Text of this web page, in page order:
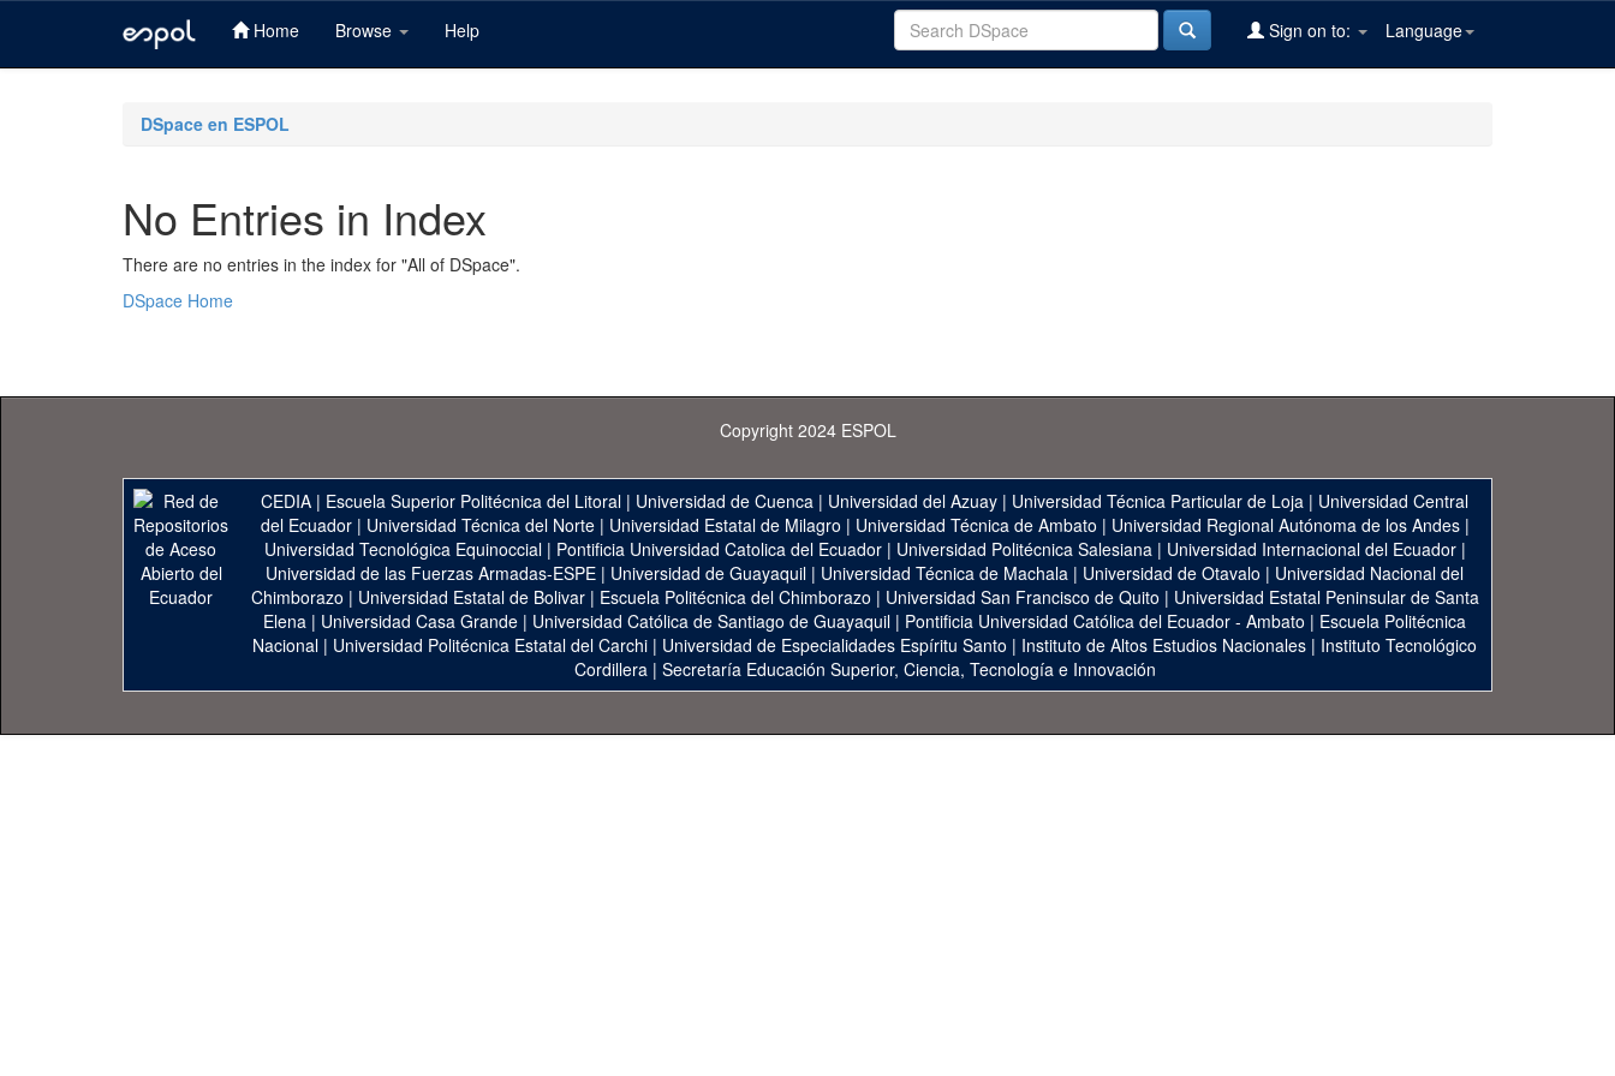
Home Browse Help Language
Sign on to:
DSpace en ESPOL
No Entries in Index
There are no entries in the index for "All of DSpace".
DSpace Home
Copyright 2024 ESPOL
CEDIA | Escuela Superior Politécnica del Litoral | Universidad de Cuenca | Universidad del Azuay | Universidad Técnica Particular de Loja | Universidad Central
del Ecuador| Universidad Técnica del Norte| Universidad Estatal de Milagro | Universidad Técnica de Ambato | Universidad Regional Autónoma de los Andes|
Universidad Tecnológica Equinoccial| Pontificia Universidad Catolica del Ecuador| Universidad Politécnica Salesiana| Universidad Internacional del Ecuador|
Universidad de las Fuerzas Armadas-ESPE | Universidad de Guayaquil | Universidad Técnica de Machala | Universidad de Otavalo | Universidad Nacional del
Chimborazo | Universidad Estatal de Bolivar| Escuela Politécnica del Chimborazo | Universidad San Francisco de Quito | Universidad Estatal Peninsular de Santa
Elena | Universidad Casa Grande | Universidad Católica de Santiago de Guayaquil | Pontificia Universidad Católica del Ecuador - Ambato | Escuela Politécnica
Nacional | Universidad Politécnica Estatal del Carchi | Universidad de Especialidades Espíritu Santo | Instituto de Altos Estudios Nacionales | Instituto Tecnológico
Cordillera| Secretaría Educación Superior, Ciencia, Tecnología e Innovación